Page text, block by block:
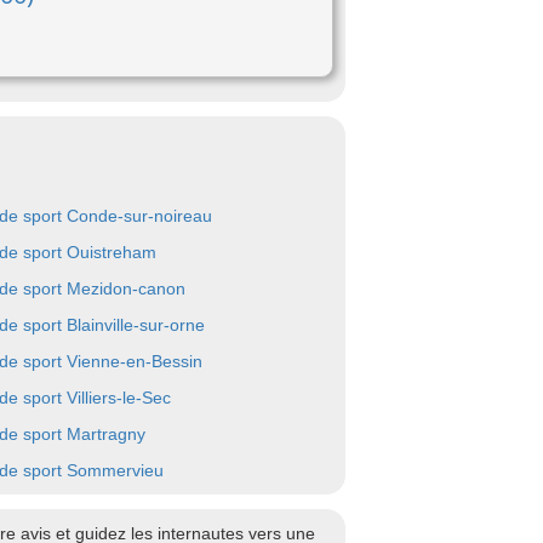
sport Conde-sur-noireau
sport Ouistreham
sport Mezidon-canon
sport Blainville-sur-orne
sport Vienne-en-Bessin
sport Villiers-le-Sec
sport Martragny
sport Sommervieu
avis et guidez les internautes vers une